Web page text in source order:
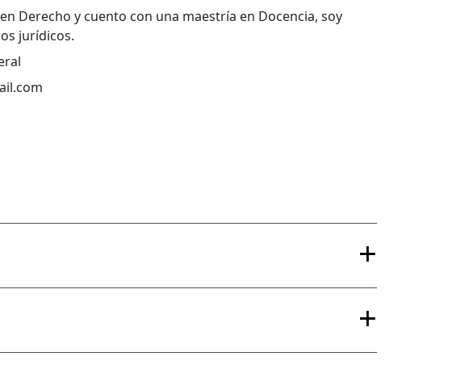
Derecho y cuento con una maestría en Docencia, soy
jurídicos.